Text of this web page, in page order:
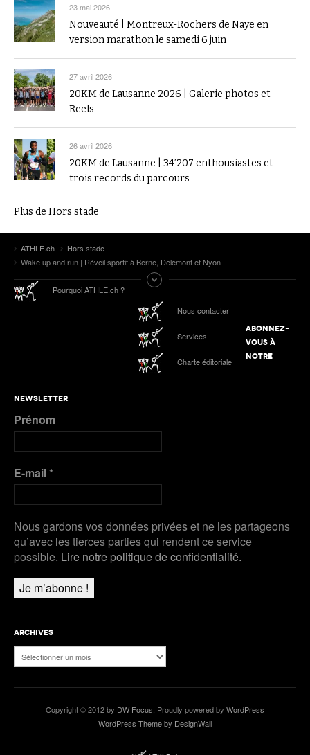
23 mai 2026
Nouveauté | Montreux-Rochers de Naye en
version marathon le samedi 6 juin
27 avril 2026
20KM de Lausanne 2026 | Galerie photos et
Reels
26 avril 2026
20KM de Lausanne | 34’207 enthousiastes et
trois records du parcours
Plus de Hors stade
ATHLE.ch
Hors stade
Wake up and run | Réveil sportif à Berne, Delémont et Nyon
Pourquoi ATHLE.ch ?
Nous contacter
Services
Charte éditoriale
ABONNEZ-
VOUS À
NOTRE
NEWSLETTER
Prénom
E-mail*
Nous gardons vos données privées et ne les partageons
qu’avec les tierces parties qui rendent ce service
possible. Lire notre politique de confidentialité.
ARCHIVES
Archives
Copyright © 2012 by DW Focus . Proudly powered by WordPress
WordPress Theme by DesignWall